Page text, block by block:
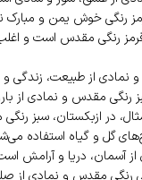
رنگی خوش یمن و
قرمز رنگی مقدس است و
از طبیعت، زندگی و
رنگی مقدس و نمادی از
در ازبکستان، سبز
گل و گیاه استفاده
آسمان، دریا و آرامش